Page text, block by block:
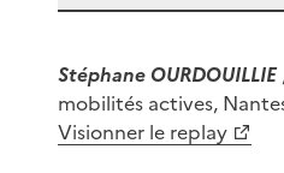
Stéphane OURDOUILLIE
mobilités actives,
Visionner le replay